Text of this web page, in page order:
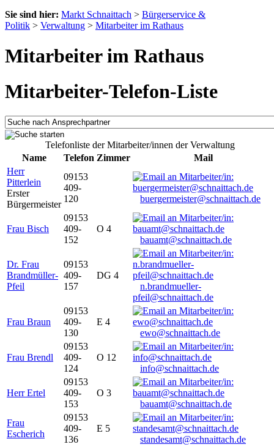
Sie sind hier: Markt Schnaittach > Bürgerservice &
Politik > Verwaltung > Mitarbeiter im Rathaus
Mitarbeiter im Rathaus
Mitarbeiter-Telefon-Liste
Telefonliste der Mitarbeiter/innen der Verwaltung
Name
Telefon Zimmer
Mail
Herr
Pitterlein
Erster
Bürgermeister
09153
409-
120
buergermeister@schnaittach.de
Frau Bisch
09153
409-
152
O 4
bauamt@schnaittach.de
Dr. Frau
Brandmüller-
Pfeil
09153
409-
157
DG 4
n.brandmueller-
pfeil@schnaittach.de
Frau Braun
09153
409-
130
E 4
ewo@schnaittach.de
Frau Brendl
09153
409-
124
O 12
info@schnaittach.de
Herr Ertel
09153
409-
153
O 3
bauamt@schnaittach.de
Frau
Escherich
09153
409-
136
E 5
standesamt@schnaittach.de